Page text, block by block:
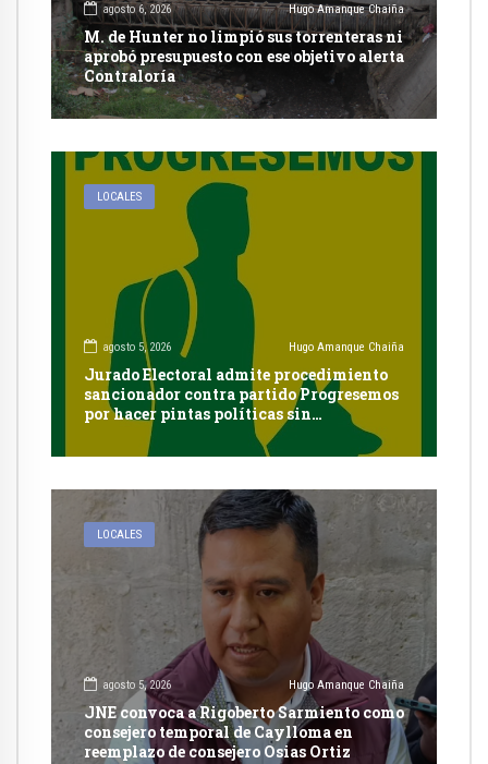
agosto 6, 2026 Hugo Amanque Chaiña
M. de Hunter no limpió sus torrenteras ni
aprobó presupuesto con ese objetivo alerta
Contraloría
LOCALES
agosto 5, 2026 Hugo Amanque Chaiña
Jurado Electoral admite procedimiento
sancionador contra partido Progresemos
por hacer pintas políticas sin
autorización en Cayma
LOCALES
agosto 5, 2026 Hugo Amanque Chaiña
JNE convoca a Rigoberto Sarmiento como
consejero temporal de Caylloma en
reemplazo de consejero Osias Ortiz